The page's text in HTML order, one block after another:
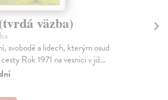
väzba)
svobodě a lidech, kterým osud
Rok 1971 na vesnici v již...